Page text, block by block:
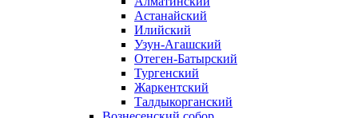
Астанайский
Илийский
Узун-Агашский
Отеген-Батырский
Тургенский
Жаркентский
Талдыкорганский